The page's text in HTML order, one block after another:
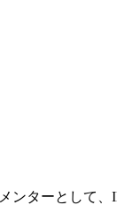
ンターとして、